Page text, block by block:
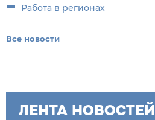
Работа в регионах
Все новости
ЛЕНТА НОВОСТЕЙ